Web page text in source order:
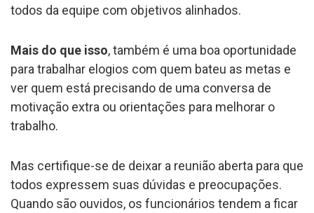
todos da equipe com objetivos alinhados.
Mais do que isso, também é uma boa oportunidade
para trabalhar elogios com quem bateu as metas e
ver quem está precisando de uma conversa de
motivação extra ou orientações para melhorar o
trabalho.
Mas certifique-se de deixar a reunião aberta para que
todos expressem suas dúvidas e preocupações.
Quando são ouvidos, os funcionários tendem a ficar